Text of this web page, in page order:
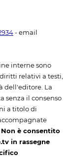
- email
interne sono
relativi a testi,
dell'editore. La
senza il consenso
a titolo di
Non è consentito
in rassegne